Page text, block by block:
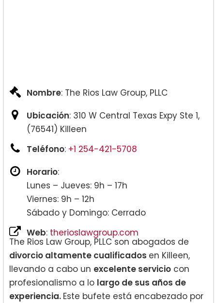
Nombre: The Rios Law Group, PLLC
Ubicación: 310 W Central Texas Expy Ste 1,
(76541) Killeen
Teléfono: +1 254-421-5708
Horario:
Lunes – Jueves: 9h – 17h
Viernes: 9h – 12h
Sábado y Domingo: Cerrado
Web: therioslawgroup.com
The Rios Law Group, PLLC son abogados de
divorcio altamente cualificados en Killeen,
llevando a cabo un excelente servicio con
profesionalismo a lo largo de sus años de
experiencia. Este bufete está encabezado por